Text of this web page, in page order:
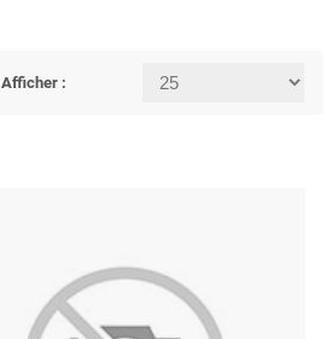
Afficher :